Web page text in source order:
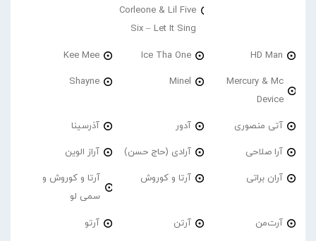
Corleone & Lil Five
Six – Let It Sing
HD Man
Ice Tha One
Kee Mee
Mercury & Mc
Device
Minel
Shayne
آتی منصوری آدور آذرسینا
آرا صلاحی آرادی (حاج حسن) آراز الوین
آران براتی آرتا و کوروش
آرتا و کوروش و
سمی لو
آرت‌من آرتن آرتو